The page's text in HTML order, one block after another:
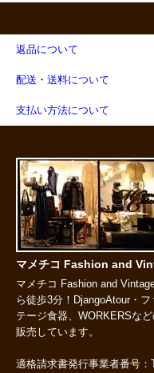
返品について
配送・送料について
支払い方法について
マメチコ Fashion and
マメチコ Fashion and
ら徒歩3分！DjangoAtour・
テージ食器、WORKERSな
販売しています。
適格請求書発行事業者番号：